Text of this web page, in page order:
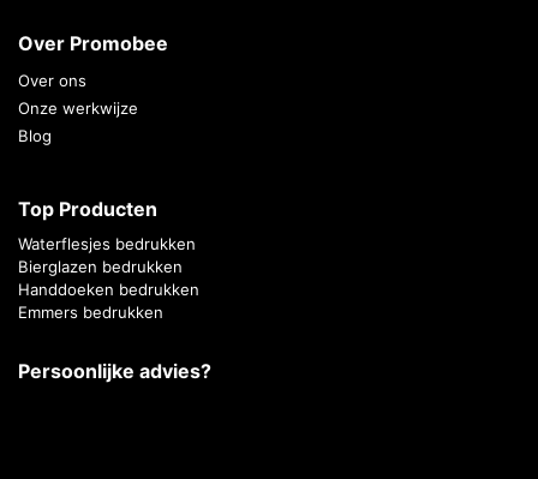
Over Promobee
Over ons
Onze werkwijze
Blog
Top Producten
Waterflesjes bedrukken
Bierglazen bedrukken
Handdoeken bedrukken
Emmers bedrukken
Persoonlijke advies?